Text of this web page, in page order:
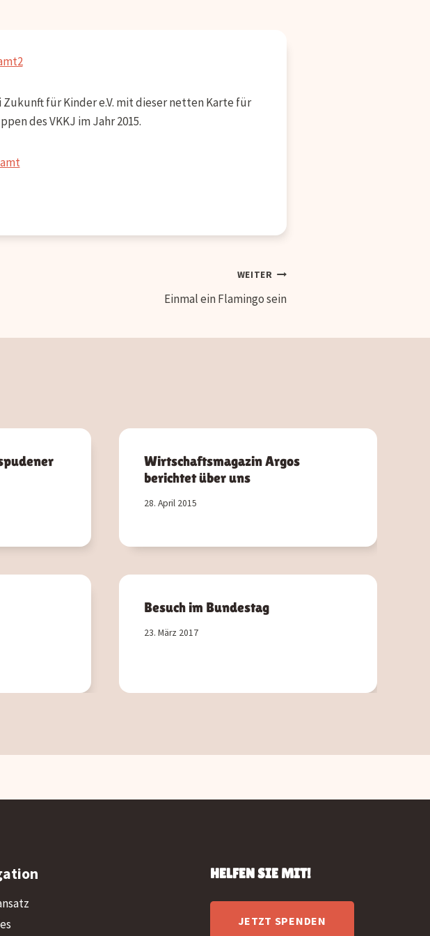
für Kinder e.V. mit dieser netten Karte für
des VKKJ im Jahr 2015.
WEITER
Einmal ein Flamingo sein
Wirtschaftsmagazin Argos
berichtet über uns
28. April 2015
Besuch im Bundestag
23. März 2017
HELFEN SIE MIT!
JETZT SPENDEN